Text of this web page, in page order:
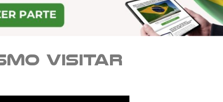
visitar